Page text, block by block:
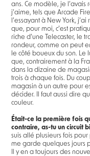
ans. Ce modèle, je
j’aime, tels que Arcade
l’essayant à New York,
que, pour moi, c’est
riche d’une Telecaster, le
rondeur, comme on peut
le côté boueux du son. Le
que, contrairement à la
dans la dizaine de
trois à chaque fois. Du
magasin à un autre pour
décider. Il faut aussi dire
couleur.
Était-ce la première fois
contraire, as-tu un circuit
suis allé plusieurs fois
me garde quelques jours
Il y en a toujours des